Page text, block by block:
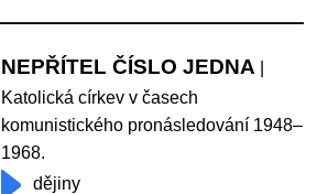
NEPŘÍTEL ČÍSLO JEDNA
Katolická církev v časech
komunistického pronásledování 1948–
1968.
dějiny